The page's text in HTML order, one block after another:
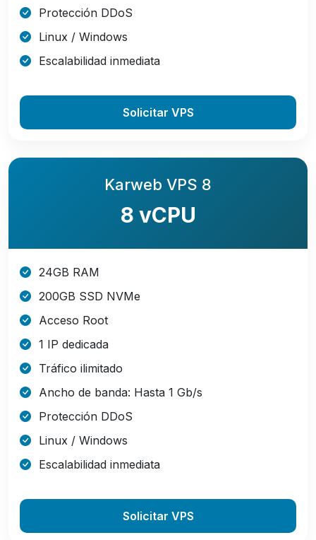
Protección DDoS
Linux / Windows
Escalabilidad inmediata
Solicitar VPS
Karweb VPS 8
8 vCPU
24GB RAM
200GB SSD NVMe
Acceso Root
1 IP dedicada
Tráfico ilimitado
Ancho de banda: Hasta 1 Gb/s
Protección DDoS
Linux / Windows
Escalabilidad inmediata
Solicitar VPS